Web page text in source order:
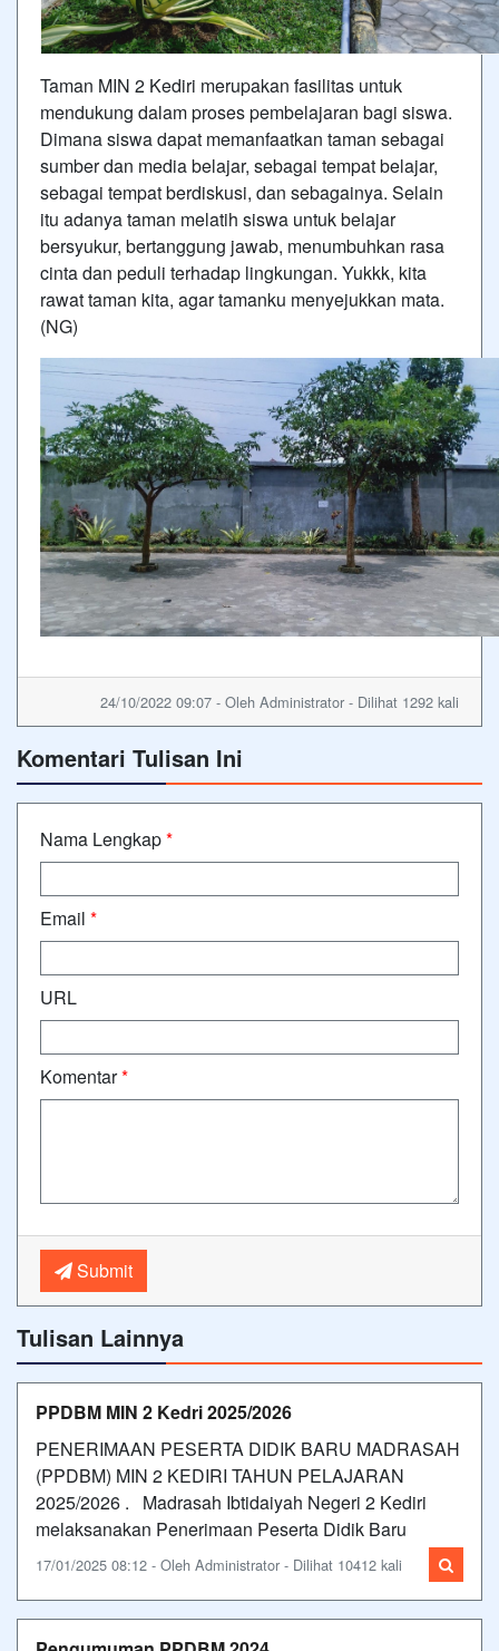
Taman MIN 2 Kediri merupakan fasilitas untuk
mendukung dalam proses pembelajaran bagi siswa.
Dimana siswa dapat memanfaatkan taman sebagai
sumber dan media belajar, sebagai tempat belajar,
sebagai tempat berdiskusi, dan sebagainya. Selain
itu adanya taman melatih siswa untuk belajar
bersyukur, bertanggung jawab, menumbuhkan rasa
cinta dan peduli terhadap lingkungan. Yukkk, kita
rawat taman kita, agar tamanku menyejukkan mata.
(NG)
24/10/2022 09:07 - Oleh Administrator - Dilihat 1292 kali
Komentari Tulisan Ini
Nama Lengkap*
Email *
URL
Komentar*
Submit
Tulisan Lainnya
PPDBM MIN 2 Kedri 2025/2026
PENERIMAAN PESERTA DIDIK BARU MADRASAH
(PPDBM) MIN 2 KEDIRI TAHUN PELAJARAN
2025/2026 . Madrasah Ibtidaiyah Negeri 2 Kediri
melaksanakan Penerimaan Peserta Didik Baru
17/01/2025 08:12 - Oleh Administrator - Dilihat 10412 kali